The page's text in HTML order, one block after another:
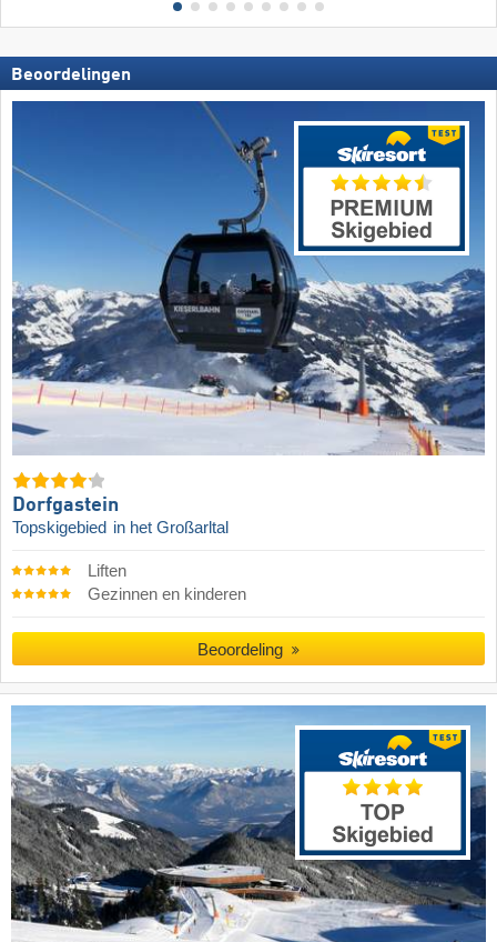
Beoordelingen
Dorfgastein
Topskigebied in het Großarltal
Liften
Gezinnen en kinderen
Beoordeling